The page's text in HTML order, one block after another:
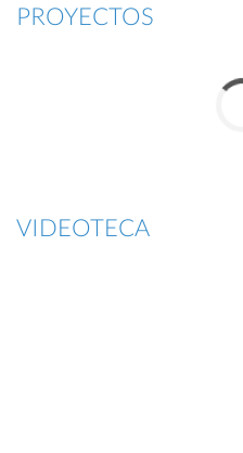
PROYECTOS
VIDEOTECA